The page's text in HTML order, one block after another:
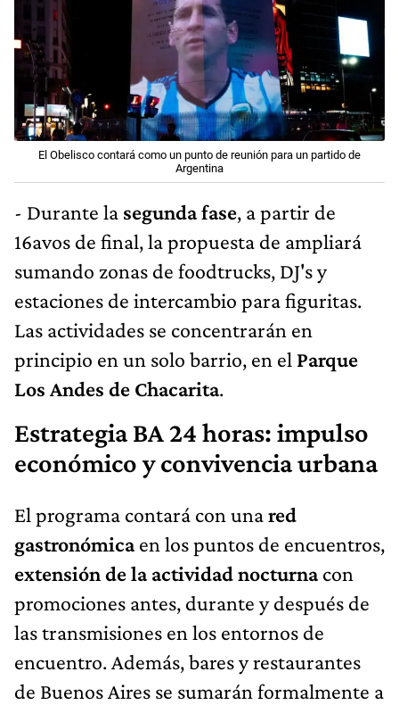
El Obelisco contará como un punto de reunión para un partido de
Argentina
- Durante la segunda fase, a partir de
16avos de final, la propuesta de ampliará
sumando zonas de foodtrucks, DJ's y
estaciones de intercambio para figuritas.
Las actividades se concentrarán en
principio en un solo barrio, en el Parque
Los Andes de Chacarita.
Estrategia BA 24 horas: impulso
económico y convivencia urbana
El programa contará con unared
gastronómicaen los puntos de encuentros,
extensión de la actividad nocturnacon
promociones antes, durante y después de
las transmisiones en los entornos de
encuentro. Además, bares y restaurantes
de Buenos Aires se sumarán formalmente a